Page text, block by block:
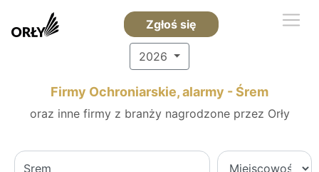
Zgłoś się
2026
Firmy Ochroniarskie, alarmy - Śrem
oraz inne firmy z branży nagrodzone przez Orły